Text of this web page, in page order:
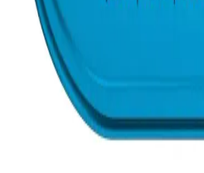
Sardalya fiyatları ve kilosu hakkında
balık tüketimi ile kalp sağlığını
Sardalya Konservesi:
Seçenekleri Hakkında Bilgiler
Sardalya konservesi, omega-3 zengini
beslenmede öne çıkan bir seçenektir.